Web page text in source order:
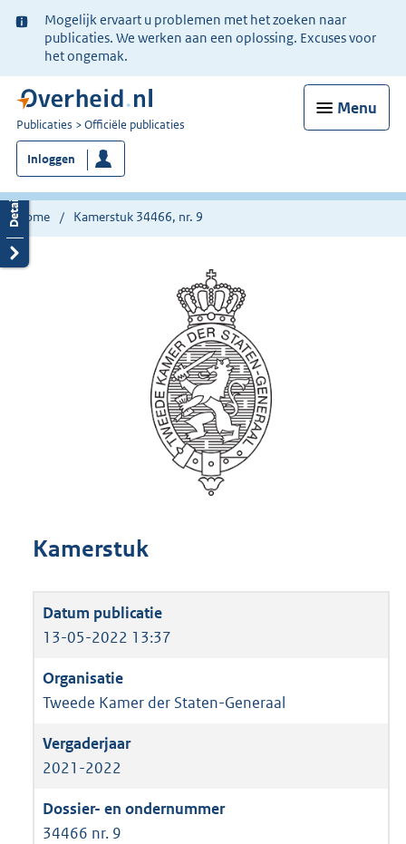
Ter
informatie:
Mogelijk ervaart u problemen met het zoeken naar
publicaties. We werken aan een oplossing. Excuses voor
het ongemak.
Menu
U
bent
nu
hier:
Publicaties Officiële publicaties
Inloggen
Home Kamerstuk 34466, nr. 9
Kamerstuk
13-05-2022 13:37
Tweede Kamer der Staten-Generaal
2021-2022
34466 nr. 9